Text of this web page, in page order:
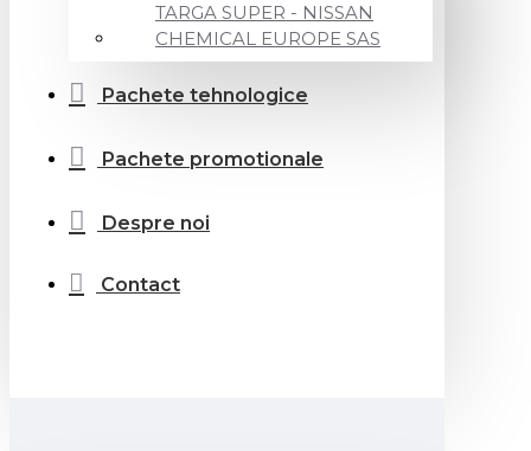
TARGA SUPER - NISSAN
CHEMICAL EUROPE SAS
Pachete tehnologice
Pachete promotionale
Despre noi
Contact